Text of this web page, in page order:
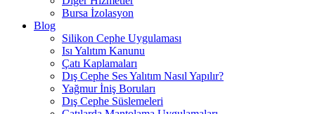
Bursa İzolasyon
Blog
Silikon Cephe Uygulaması
Isı Yalıtım Kanunu
Çatı Kaplamaları
Dış Cephe Ses Yalıtım Nasıl Yapılır?
Yağmur İniş Boruları
Dış Cephe Süslemeleri